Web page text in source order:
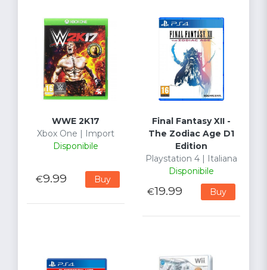
WWE 2K17
Xbox One | Import
Disponibile
€9.99 Buy
Final Fantasy XII -
The Zodiac Age D1
Edition
Playstation 4 | Italiana
Disponibile
€19.99 Buy